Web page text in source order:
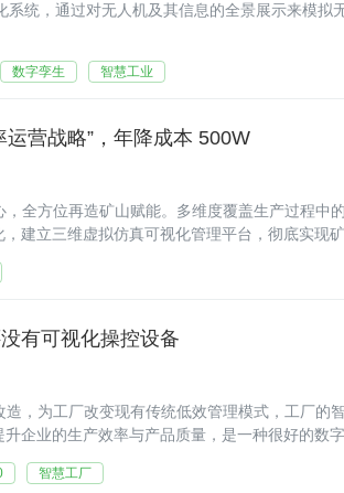
统，通过对无人机及其信息的全景展示来模拟
数字孪生 智慧工业
营战略”，年降成本 500W
全方位再造矿山赋能。多维度覆盖生产过程中
建立三维虚拟仿真可视化管理平台，彻底实现
有可视化操控设备
，为工厂改变现有传统低效管理模式，工厂的
企业的生产效率与产品质量，是一种很好的数
智慧工厂